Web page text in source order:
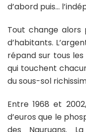
d’abord puis…
Tout change alors
d’habitants.
répand sur tous
qui touchent
du sous-sol
Entre 1968 et
d’euros que le
des Nauruans.